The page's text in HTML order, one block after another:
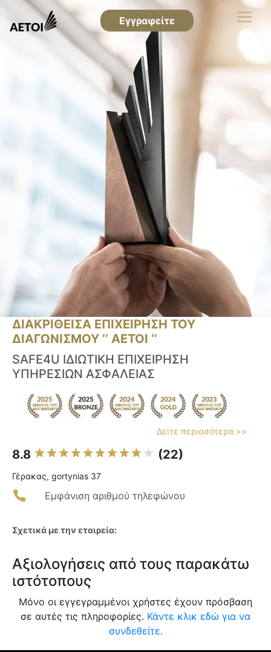
Εγγραφείτε
ΔΙΑΚΡΙΘΕΙΣΑ ΕΠΙΧΕΙΡΗΣΗ ΤΟΥ
ΔΙΑΓΩΝΙΣΜΟΥ ‘’ ΑΕΤΟΙ ‘’
SAFE4U ΙΔΙΩΤΙΚΗ ΕΠΙΧΕΙΡΗΣΗ
ΥΠΗΡΕΣΙΩΝ ΑΣΦΑΛΕΙΑΣ
Δείτε περισσότερα >>
8.8 (22)
Γέρακας, gortynias 37
Εμφάνιση αριθμού τηλεφώνου
Σχετικά με την εταιρεία:
Αξιολογήσεις από τους παρακάτω
ιστότοπους
Μόνο οι εγγεγραμμένοι χρήστες έχουν πρόσβαση
σε αυτές τις πληροφορίες. Κάντε κλικ εδώ για να
συνδεθείτε.